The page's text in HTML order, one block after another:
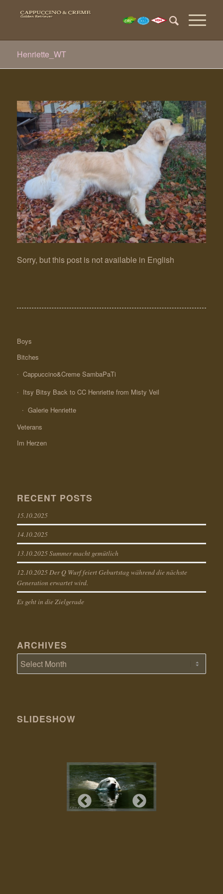
Henriette_WT
Sorry, but this post is not available in English
Boys
Bitches
Cappuccino&Creme SambaPaTi
Itsy Bitsy Back to CC Henriette from Misty Veil
Galerie Henriette
Veterans
Im Herzen
RECENT POSTS
15.10.2025
14.10.2025
13.10.2025 Summer macht gemütlich
12.10.2025 Der Q Wurf feiert Geburtstag während die nächste
Generation erwartet wird.
Es geht in die Zielgerade
ARCHIVES
SLIDESHOW